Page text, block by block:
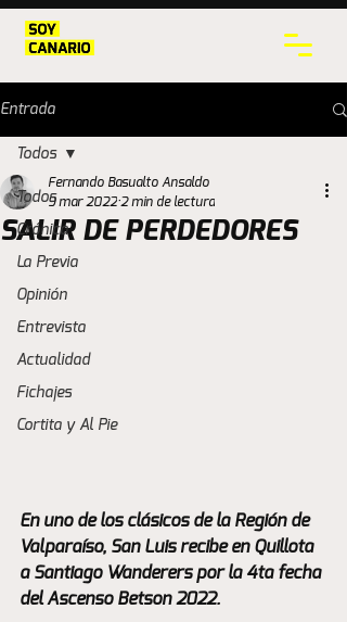
Entrada
Todos
Crónica
La Previa
Opinión
Entrevista
Actualidad
Fichajes
Cortita y Al Pie
Todos
SALIR DE PERDEDORES
Fernando Basualto Ansaldo
9 mar 2022 2 min de lectura
En uno de los clásicos de la Región de
Valparaíso, San Luis recibe en Quillota
a Santiago Wanderers por la 4ta fecha
del Ascenso Betson 2022.